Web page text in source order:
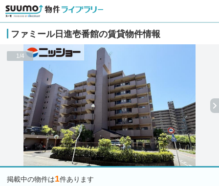
ファミール日進壱番館の賃貸物件情報
1/4
掲載中の物件は1件あります